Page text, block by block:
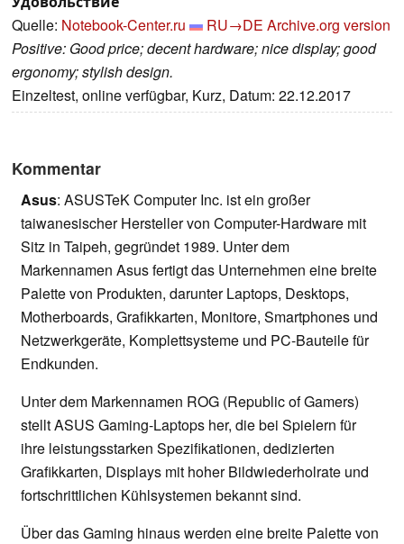
Quelle: Notebook-Center.ru RU→DE Archive.org version
Positive: Good price; decent hardware; nice display; good
ergonomy; stylish design.
Einzeltest, online verfügbar, Kurz, Datum: 22.12.2017
Kommentar
Asus: ASUSTeK Computer Inc. ist ein großer
taiwanesischer Hersteller von Computer-Hardware mit
Sitz in Taipeh, gegründet 1989. Unter dem
Markennamen Asus fertigt das Unternehmen eine breite
Palette von Produkten, darunter Laptops, Desktops,
Motherboards, Grafikkarten, Monitore, Smartphones und
Netzwerkgeräte, Komplettsysteme und PC-Bauteile für
Endkunden.
Unter dem Markennamen ROG (Republic of Gamers)
stellt ASUS Gaming-Laptops her, die bei Spielern für
ihre leistungsstarken Spezifikationen, dedizierten
Grafikkarten, Displays mit hoher Bildwiederholrate und
fortschrittlichen Kühlsystemen bekannt sind.
Über das Gaming hinaus werden eine breite Palette von